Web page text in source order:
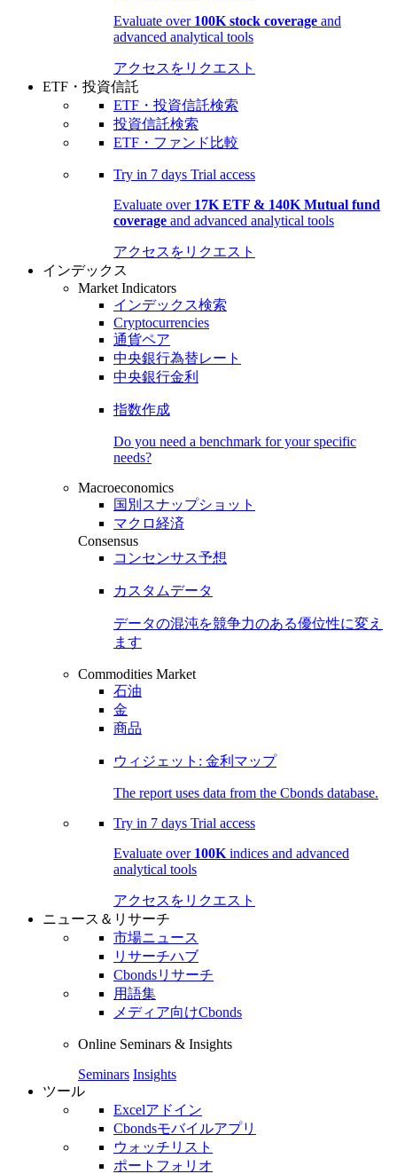
Evaluate over 100K stock coverage and
advanced analytical tools
アクセスをリクエスト
ETF・投資信託
ETF・投資信託検索
投資信託検索
ETF・ファンド比較
Try in 7 days Trial access
Evaluate over 17K ETF & 140K Mutual fund
coverage and advanced analytical tools
アクセスをリクエスト
インデックス
Market Indicators
インデックス検索
Cryptocurrencies
通貨ペア
中央銀行為替レート
中央銀行金利
指数作成
Do you need a benchmark for your specific
needs?
Macroeconomics
国別スナップショット
マクロ経済
Consensus
コンセンサス予想
カスタムデータ
データの混沌を競争力のある優位性に変え
ます
Commodities Market
石油
金
商品
ウィジェット: 金利マップ
The report uses data from the Cbonds database.
Try in 7 days Trial access
Evaluate over 100K indices and advanced
analytical tools
アクセスをリクエスト
ニュース＆リサーチ
市場ニュース
リサーチハブ
Cbondsリサーチ
用語集
メディア向けCbonds
Online Seminars & Insights
Seminars Insights
ツール
Excelアドイン
Cbondsモバイルアプリ
ウォッチリスト
ポートフォリオ